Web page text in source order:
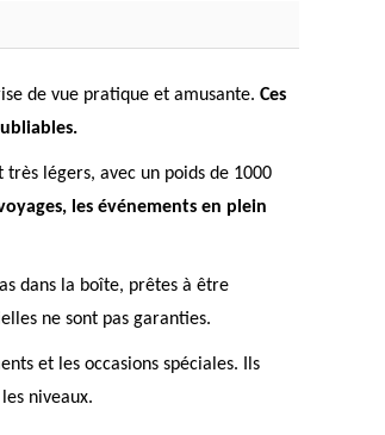
de vue pratique et amusante. Ces
légers, avec un poids de 1000
les événements en plein
dans la boîte, prêtes à être
ne sont pas garanties.
et les occasions spéciales. Ils
niveaux.